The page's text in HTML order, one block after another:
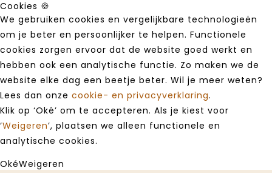
Cookies 🍪
We gebruiken cookies en vergelijkbare technologieën
om je beter en persoonlijker te helpen. Functionele
cookies zorgen ervoor dat de website goed werkt en
hebben ook een analytische functie. Zo maken we de
website elke dag een beetje beter. Wil je meer weten?
Lees dan onze cookie- en privacyverklaring.
Klik op ‘Oké’ om te accepteren. Als je kiest voor
‘Weigeren’, plaatsen we alleen functionele en
analytische cookies.
OkéWeigeren